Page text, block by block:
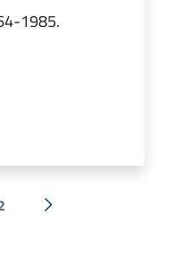
1985.
Successiva »